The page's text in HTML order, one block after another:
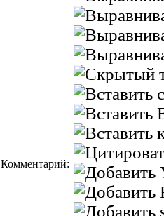
Комментарий: